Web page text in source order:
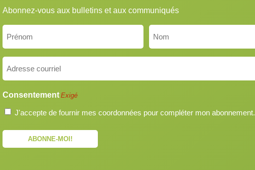
Abonnez-vous aux bulletins et aux communiqués
Prénom Nom
Consentement Exigé
J'accepte de fournir mes coordonnées pour compléter mon abonnement.